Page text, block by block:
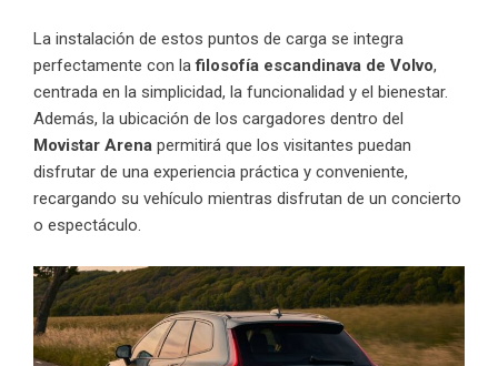
La instalación de estos puntos de carga se integra
perfectamente con lafilosofía escandinava de Volvo,
centrada en la simplicidad, la funcionalidad y el bienestar.
Además, la ubicación de los cargadores dentro del
Movistar Arena permitirá que los visitantes puedan
disfrutar de una experiencia práctica y conveniente,
recargando su vehículo mientras disfrutan de un concierto
o espectáculo.